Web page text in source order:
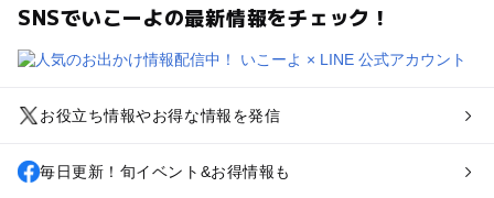
SNSでいこーよの最新情報をチェック！
お役立ち情報やお得な情報を発信
毎日更新！旬イベント&お得情報も